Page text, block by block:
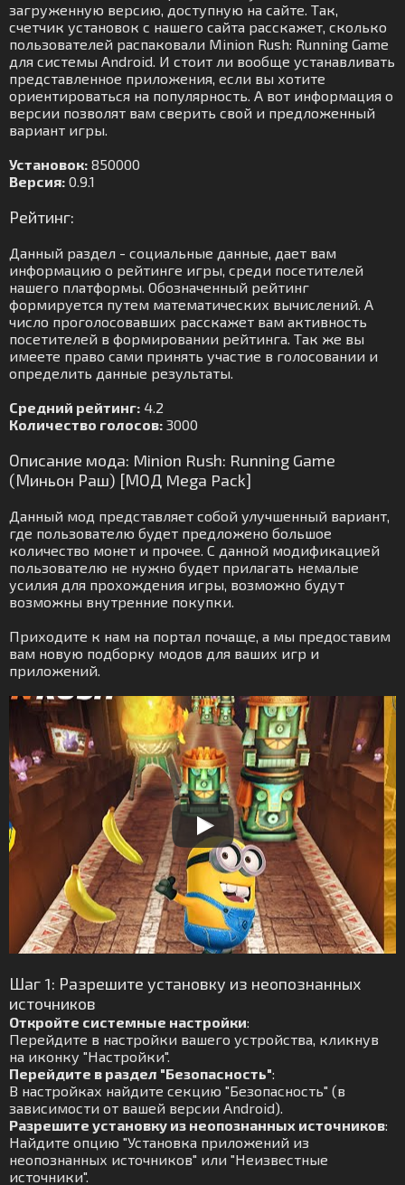
загруженную версию, доступную на сайте. Так,
счетчик установок с нашего сайта расскажет, сколько
пользователей распаковали Minion Rush: Running Game
для системы Android. И стоит ли вообще устанавливать
представленное приложения, если вы хотите
ориентироваться на популярность. А вот информация о
версии позволят вам сверить свой и предложенный
вариант игры.
Установок: 850000
Версия: 0.9.1
Рейтинг:
Данный раздел - социальные данные, дает вам
информацию о рейтинге игры, среди посетителей
нашего платформы. Обозначенный рейтинг
формируется путем математических вычислений. А
число проголосовавших расскажет вам активность
посетителей в формировании рейтинга. Так же вы
имеете право сами принять участие в голосовании и
определить данные результаты.
Средний рейтинг: 4.2
Количество голосов: 3000
Описание мода: Minion Rush: Running Game
(Миньон Раш) [МОД Mega Pack]
Данный мод представляет собой улучшенный вариант,
где пользователю будет предложено большое
количество монет и прочее. С данной модификацией
пользователю не нужно будет прилагать немалые
усилия для прохождения игры, возможно будут
возможны внутренние покупки.
Приходите к нам на портал почаще, а мы предоставим
вам новую подборку модов для ваших игр и
приложений.
Шаг 1: Разрешите установку из неопознанных
источников
Откройте системные настройки:
Перейдите в настройки вашего устройства, кликнув
на иконку "Настройки".
Перейдите в раздел "Безопасность":
В настройках найдите секцию "Безопасность" (в
зависимости от вашей версии Android).
Разрешите установку из неопознанных источников:
Найдите опцию "Установка приложений из
неопознанных источников" или "Неизвестные
источники".